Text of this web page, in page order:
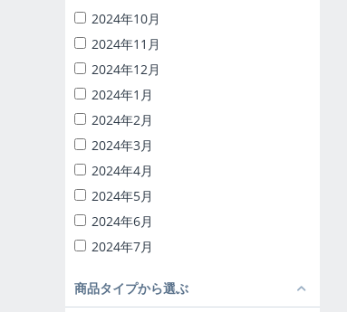
1/32 RCトラック野郎
1/24 頭文字D
バック・トゥ・ザ・フューチャー
ナイトライダー
1/24 ディテールアップパーツ
ブラインドトイ
カプセルトイ
ザ☆ミニカー 1/18
ザ☆ミニカー 1/43
2024年10月
2024年11月
2024年12月
2024年1月
2024年2月
2024年3月
2024年4月
2024年5月
2024年6月
2024年7月
2024年9月
商品タイプから選ぶ